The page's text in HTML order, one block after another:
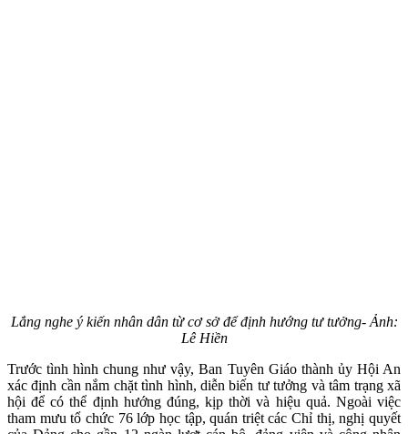
Lắng nghe ý kiến nhân dân từ cơ sở để định hướng tư tưởng- Ảnh:
Lê Hiền
Trước tình hình chung như vậy, Ban Tuyên Giáo thành ủy Hội An
xác định cần nắm chặt tình hình, diễn biến tư tưởng và tâm trạng xã
hội để có thể định hướng đúng, kịp thời và hiệu quả. Ngoài việc
tham mưu tổ chức 76 lớp học tập, quán triệt các Chỉ thị, nghị quyết